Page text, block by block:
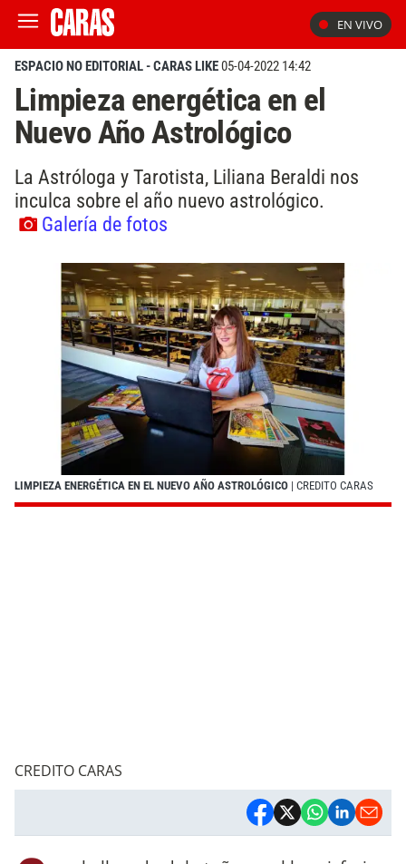
EN VIVO
ESPACIO NO EDITORIAL - CARAS LIKE05-04-2022 14:42
Limpieza energética en el
Nuevo Año Astrológico
La Astróloga y Tarotista, Liliana Beraldi nos
inculca sobre el año nuevo astrológico.
Galería de fotos
LIMPIEZA ENERGÉTICA EN EL NUEVO AÑO ASTROLÓGICO | CREDITO CARAS
CREDITO CARAS